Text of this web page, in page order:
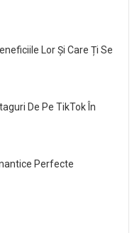
Lor Și Care Ți Se
De Pe TikTok În
Perfecte